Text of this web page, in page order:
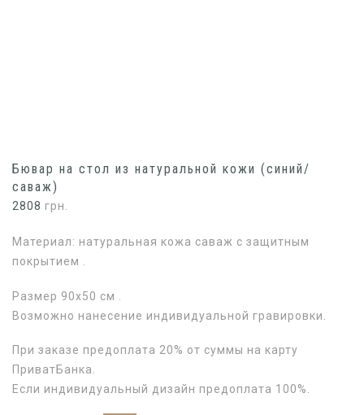
Бювар на стол из натуральной кожи (синий/
саваж)
2808 грн.
Материал: натуральная кожа саваж с защитным
покрытием .
Размер 90х50 см .
Возможно нанесение индивидуальной гравировки.
При заказе предоплата 20% от суммы на карту
ПриватБанка.
Если индивидуальный дизайн предоплата 100%.